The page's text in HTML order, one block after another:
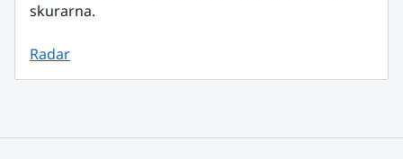
skurarna.
Radar